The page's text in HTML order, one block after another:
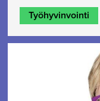
Työhyvinvointi